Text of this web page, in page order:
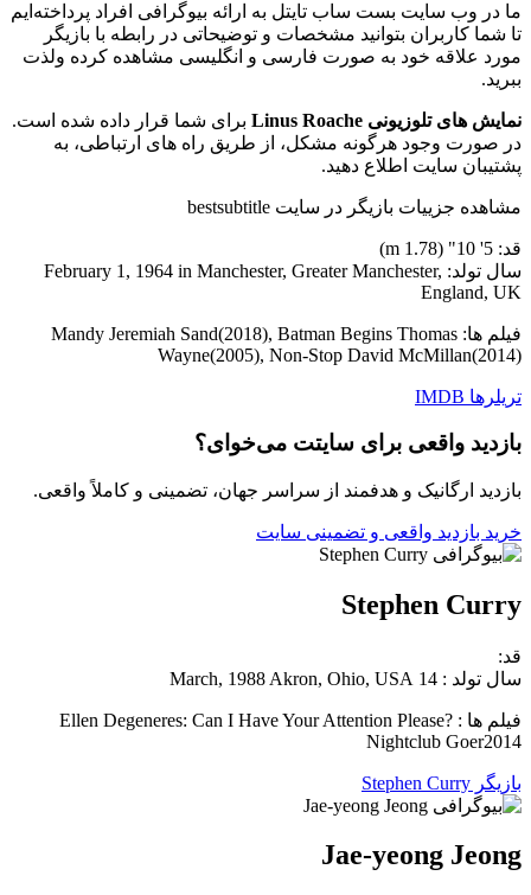
ما در وب سایت بست ساب تایتل به ارائه بیوگرافی افراد پرداخته‌ایم
تا شما کاربران بتوانید مشخصات و توضیحاتی در رابطه با بازیگر
مورد علاقه خود به صورت فارسی و انگلیسی مشاهده کرده ولذت
ببرید.
نمایش های تلوزیونی Linus Roache
برای شما قرار داده شده است.
در صورت وجود هرگونه مشکل، از طریق راه های ارتباطی، به
پشتیبان سایت اطلاع دهید.
مشاهده جزییات بازیگر در سایت bestsubtitle
قد: 5' 10" (1.78 m)
سال تولد: February 1, 1964 in Manchester, Greater Manchester,
England, UK
فیلم ها: Mandy Jeremiah Sand(2018), Batman Begins Thomas
Wayne(2005), Non-Stop David McMillan(2014)
تریلرها IMDB
بازدید واقعی برای سایتت می‌خوای؟
بازدید ارگانیک و هدفمند از سراسر جهان، تضمینی و کاملاً واقعی.
خرید بازدید واقعی و تضمینی سایت
Stephen Curry
قد:
سال تولد : 14 March, 1988 Akron, Ohio, USA
فیلم ها : Ellen Degeneres: Can I Have Your Attention Please?
Nightclub Goer2014
بازیگر Stephen Curry
Jae-yeong Jeong